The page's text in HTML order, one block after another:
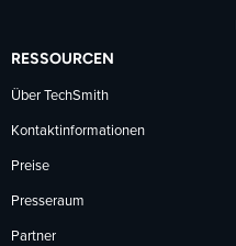
RESSOURCEN
Über TechSmith
Kontaktinformationen
Preise
Presseraum
Partner